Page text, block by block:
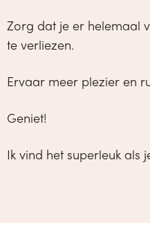
Zorg dat je er helemaal
te verliezen.
Ervaar meer plezier en
Geniet!
Ik vind het superleuk als